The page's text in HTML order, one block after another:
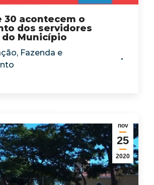
30 acontecem o
dos servidores
Município
, Fazenda e
nov
25
2020